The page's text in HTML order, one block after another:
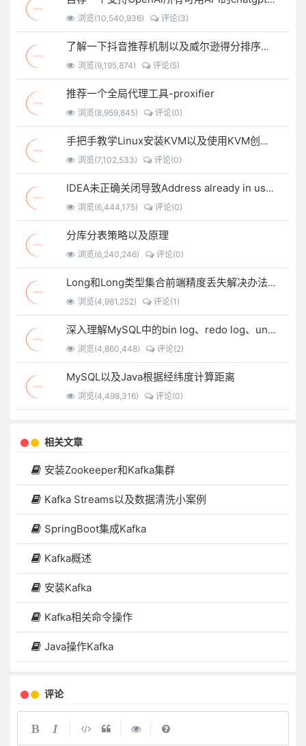
浏览(10,540,936) 评论(3)
了解一下抖音推荐机制以及威尔逊得分排序算法
浏览(9,195,874) 评论(5)
推荐一个全局代理工具-proxifier
浏览(8,959,845) 评论(0)
手把手教学Linux安装KVM以及使用KVM创建虚拟机
浏览(7,102,533) 评论(0)
IDEA未正确关闭导致Address already in use: bind
浏览(6,444,175) 评论(0)
分库分表策略以及原理
浏览(6,240,246) 评论(0)
Long和Long类型集合前端精度丢失解决办法锦集以及自定义JSON序列化方法
浏览(4,981,252) 评论(1)
深入理解MySQL中的bin log、redo log、undo log
浏览(4,860,448) 评论(2)
MySQL以及Java根据经纬度计算距离
浏览(4,498,316) 评论(0)
相关文章
安装Zookeeper和Kafka集群
Kafka Streams以及数据清洗小案例
SpringBoot集成Kafka
Kafka概述
安装Kafka
Kafka相关命令操作
Java操作Kafka
评论